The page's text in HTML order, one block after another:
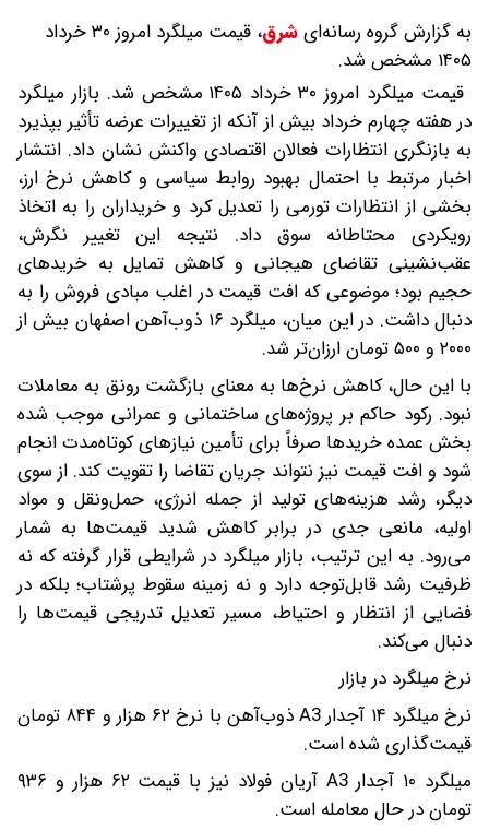
به گزارش گروه رسانه‌ایشرق،
قیمت میلگرد امروز ۳۰ خرداد
۱۴۰۵ مشخص شد.
قیمت میلگرد امروز ۳۰ خرداد ۱۴۰۵ مشخص شد. بازار میلگرد
در هفته چهارم خرداد بیش از آنکه از تغییرات عرضه تأثیر بپذیرد
به بازنگری انتظارات فعالان اقتصادی واکنش نشان داد. انتشار
اخبار مرتبط با احتمال بهبود روابط سیاسی و کاهش نرخ ارز،
بخشی از انتظارات تورمی را تعدیل کرد و خریداران را به اتخاذ
رویکردی محتاطانه سوق داد. نتیجه این تغییر نگرش،
عقب‌نشینی تقاضای هیجانی و کاهش تمایل به خریدهای
حجیم بود؛ موضوعی که افت قیمت در اغلب مبادی فروش را به
دنبال داشت. در این میان، میلگرد ۱۶ ذوب‌آهن اصفهان بیش از
۲۰۰۰ و ۵۰۰ تومان ارزان‌تر شد.
با این حال، کاهش نرخ‌ها به معنای بازگشت رونق به معاملات
نبود. رکود حاکم بر پروژه‌های ساختمانی و عمرانی موجب شده
بخش عمده خریدها صرفاً برای تأمین نیازهای کوتاه‌مدت انجام
شود و افت قیمت نیز نتواند جریان تقاضا را تقویت کند. از سوی
دیگر، رشد هزینه‌های تولید از جمله انرژی، حمل‌ونقل و مواد
اولیه، مانعی جدی در برابر کاهش شدید قیمت‌ها به شمار
می‌رود. به این ترتیب، بازار میلگرد در شرایطی قرار گرفته که نه
ظرفیت رشد قابل‌توجه دارد و نه زمینه سقوط پرشتاب؛ بلکه در
فضایی از انتظار و احتیاط، مسیر تعدیل تدریجی قیمت‌ها را
دنبال می‌کند.
نرخ میلگرد در بازار
نرخ میلگرد ۱۴ آجدار A3 ذوب‌آهن با نرخ ۶۲ هزار و ۸۴۴ تومان
قیمت‌گذاری شده است.
میلگرد ۱۰ آجدار A3 آریان فولاد نیز با قیمت ۶۲ هزار و ۹۳۶
تومان در حال معامله است.